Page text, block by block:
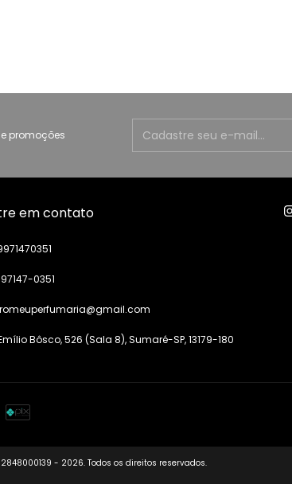
promoções
em contato
0351
Bôsco, 526 (Sala 8), Sumaré-SP, 13179-180
- 2026. Todos os direitos reservados.